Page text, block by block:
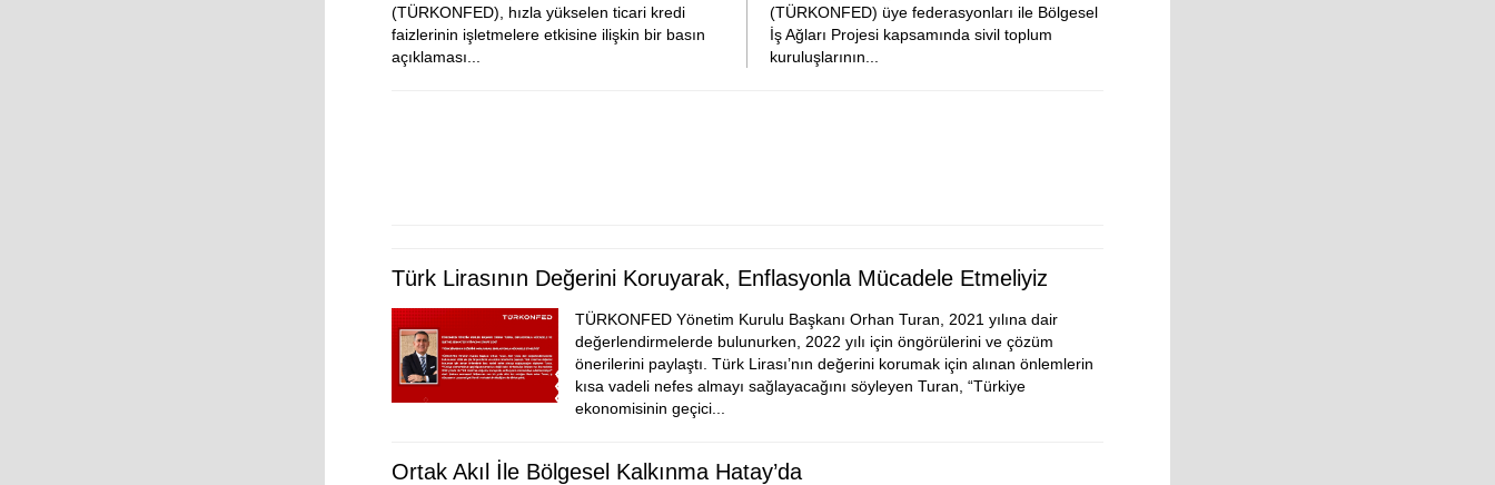
(TÜRKONFED), hızla yükselen ticari kredi
faizlerinin işletmelere etkisine ilişkin bir basın
açıklaması...
(TÜRKONFED) üye federasyonları ile Bölgesel
İş Ağları Projesi kapsamında sivil toplum
kuruluşlarının...
Türk Lirasının Değerini Koruyarak, Enflasyonla Mücadele Etmeliyiz
TÜRKONFED Yönetim Kurulu Başkanı Orhan Turan, 2021 yılına dair
değerlendirmelerde bulunurken, 2022 yılı için öngörülerini ve çözüm
önerilerini paylaştı. Türk Lirası’nın değerini korumak için alınan önlemlerin
kısa vadeli nefes almayı sağlayacağını söyleyen Turan, “Türkiye
ekonomisinin geçici...
Ortak Akıl İle Bölgesel Kalkınma Hatay’da